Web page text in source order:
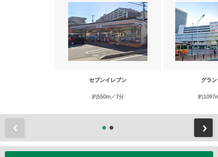
セブンイレブン
約550m／7分
グラ
約